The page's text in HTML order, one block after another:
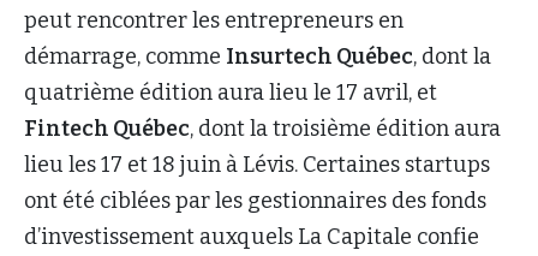
peut rencontrer les entrepreneurs en
démarrage, comme Insurtech Québec, dont la
quatrième édition aura lieu le 17 avril, et
Fintech Québec, dont la troisième édition aura
lieu les 17 et 18 juin à Lévis. Certaines startups
ont été ciblées par les gestionnaires des fonds
d’investissement auxquels La Capitale confie